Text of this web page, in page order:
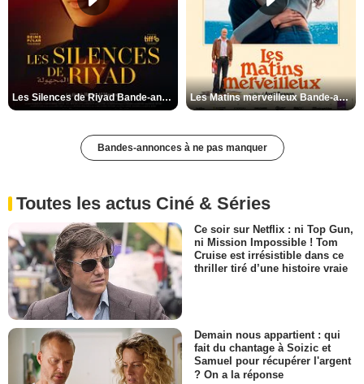
Les Silences de Riyad Bande-annonce VO STFR Les Matins merveilleux Bande-annonce VF
Bandes-annonces à ne pas manquer
Toutes les actus Ciné & Séries
Ce soir sur Netflix : ni Top Gun,
ni Mission Impossible ! Tom
Cruise est irrésistible dans ce
thriller tiré d’une histoire vraie
Demain nous appartient : qui
fait du chantage à Soizic et
Samuel pour récupérer l'argent
? On a la réponse